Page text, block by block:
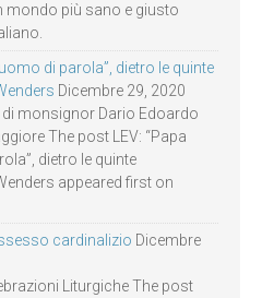
mondo più sano e giusto
di parola”, dietro le quinte
Dicembre 29, 2020
monsignor Dario Edoardo
The post LEV: “Papa
dietro le quinte
appeared first on
cardinalizio Dicembre
Liturgiche The post